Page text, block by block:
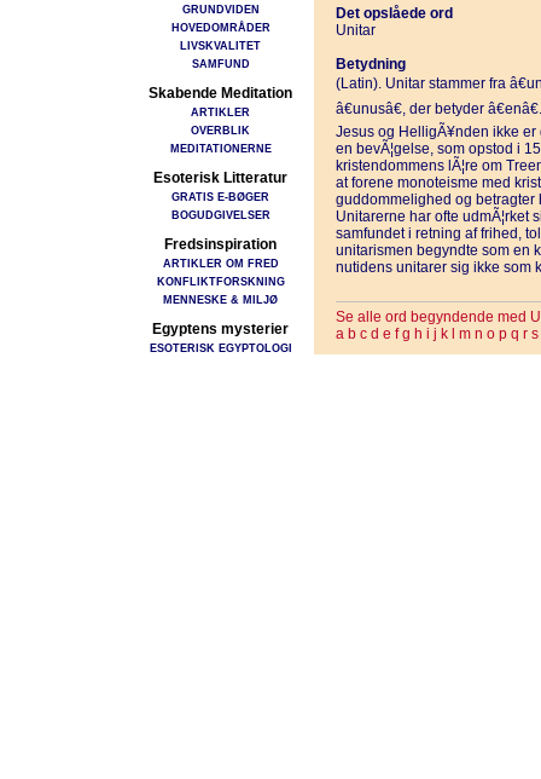
GRUNDVIDEN
HOVEDOMRÅDER
LIVSKVALITET
SAMFUND
Skabende Meditation
ARTIKLER
OVERBLIK
MEDITATIONERNE
Esoterisk Litteratur
GRATIS E-BØGER
BOGUDGIVELSER
Fredsinspiration
ARTIKLER OM FRED
KONFLIKTFORSKNING
MENNESKE & MILJØ
Egyptens mysterier
ESOTERISK EGYPTOLOGI
Det opslåede ord
Unitar
Betydning
(Latin). Unitar stammer fra
â€unusâ€, der betyder
Jesus og HelligÃ¥nden ikke
en bevÃ¦gelse, som opstod i
kristendommens lÃ¦re om
at forene monoteisme med
guddommelighed og betragter
Unitarerne har ofte udmÃ¦rket
samfundet i retning af frihed,
unitarismen begyndte som en
nutidens unitarer sig ikke som
Se alle ord begyndende med U
a b c d e f g h i j k m n o p q r s